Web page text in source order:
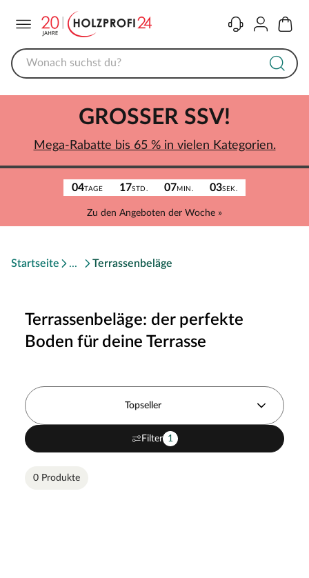
KontaktKonto
04TAGE 17STD. 07MIN. 03SEK.
Zu den Angeboten der Woche »
GROSSER SSV!
Mega-Rabatte bis 65 % in vielen Kategorien.
Startseite Terrassenbeläge
Terrassenbeläge: der perfekte
Boden für deine Terrasse
Topseller
Filter 1
0 Produkte